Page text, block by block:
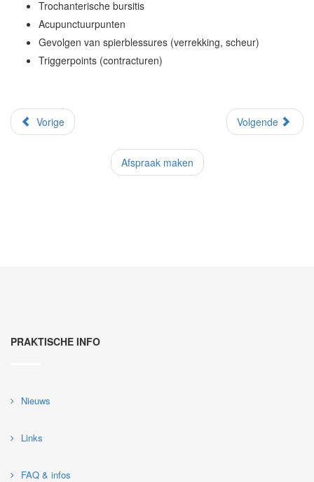
Trochanterische bursitis
Acupunctuurpunten
Gevolgen van spierblessures (verrekking, scheur)
Triggerpoints (contracturen)
Vorige Volgende
Afspraak maken
PRAKTISCHE INFO
Nieuws
Links
FAQ & infos